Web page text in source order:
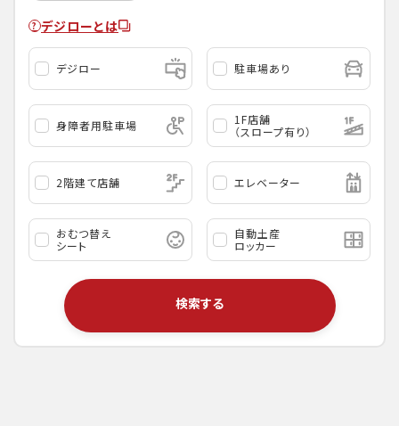
デジローとは
デジロー 駐車場あり
身障者用駐車場 1F店舗
（スロープ有り）
2階建て店舗 エレベーター
おむつ替え
シート
自動土産
ロッカー
検索する